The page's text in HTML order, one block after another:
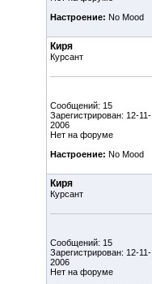
Настроение: No Mood
Киря
Курсант
Сообщений: 15
Зарегистрирован: 12-11-
2006
Нет на форуме
Настроение: No Mood
Киря
Курсант
Сообщений: 15
Зарегистрирован: 12-11-
2006
Нет на форуме